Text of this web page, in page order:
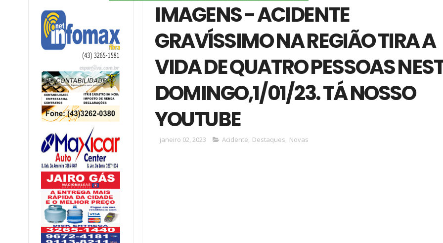
IMAGENS - ACIDENTE
GRAVÍSSIMO NA REGIÃO TIRA A
VIDA DE QUATRO PESSOAS
DOMINGO,1/01/23. TÁ NOSSO
YOUTUBE
janeiro 02, 2023 Acidente, Destaques, Novas